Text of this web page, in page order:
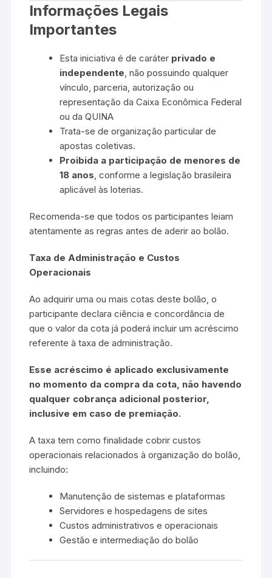
Informações Legais
Importantes
Esta iniciativa é de caráter privado e
independente , não possuindo qualquer
vínculo, parceria, autorização ou
representação daCaixa Econômica Federal
ou da QUINA
Trata-se de organização particular de
apostas coletivas.
Proibida a participação de menores de
18 anos , conforme a legislação brasileira
aplicável às loterias.
Recomenda-se que todos os participantes leiam
atentamente as regras antes de aderir ao bolão.
Taxa de Administração e Custos
Operacionais
Ao adquirir uma ou mais cotas deste bolão, o
participante declara ciência e concordância de
que o valor da cota já poderá incluir um acréscimo
referente à taxa de administração.
Esse acréscimo é aplicado exclusivamente
no momento da compra da cota, não havendo
qualquer cobrança adicional posterior,
inclusive em caso de premiação.
A taxa tem como finalidade cobrir custos
operacionais relacionados à organização do bolão,
incluindo:
Manutenção de sistemas e plataformas
Servidores e hospedagens de sites
Custos administrativos e operacionais
Gestão e intermediação do bolão